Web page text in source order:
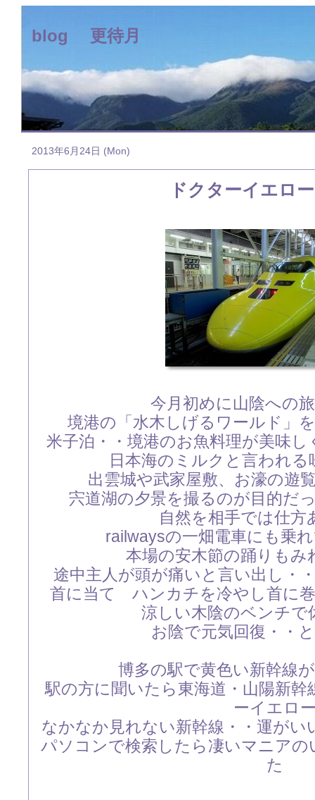
blog 更待月
2013年6月24日 (Mon)
ドクターイエロ
今月初めに山陰への
境港の「水木しげるワールド」
米子泊・・境港のお魚料理が美味
日本海のミルクと言われ
出雲城や武家屋敷、お濠の
宍道湖の夕景を撮るのが目的だ
自然を相手では仕方
railwaysの一畑電車にも乗
本場の安木節の踊りもみ
途中主人が頭が痛いと言い出し・
首に当て ハンカチを冷やし首に
涼しい木陰のベンチで
お陰で元気回復・・
博多の駅で黄色い新幹線
駅の方に聞いたら東海道・山陽新
ーイエロ
なかなか見れない新幹線・・運が
パソコンで検索したら凄いマニア
た